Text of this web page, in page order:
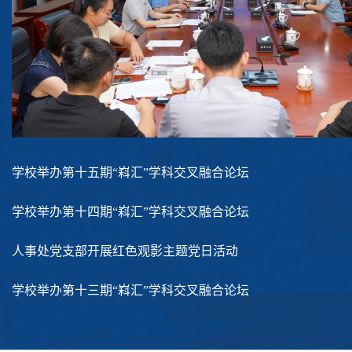
学校举办第十五期“嵙汇”学科交叉融合论坛
学校举办第十四期“嵙汇”学科交叉融合论坛
人事处党支部开展红色观影主题党日活动
学校举办第十三期“嵙汇”学科交叉融合论坛